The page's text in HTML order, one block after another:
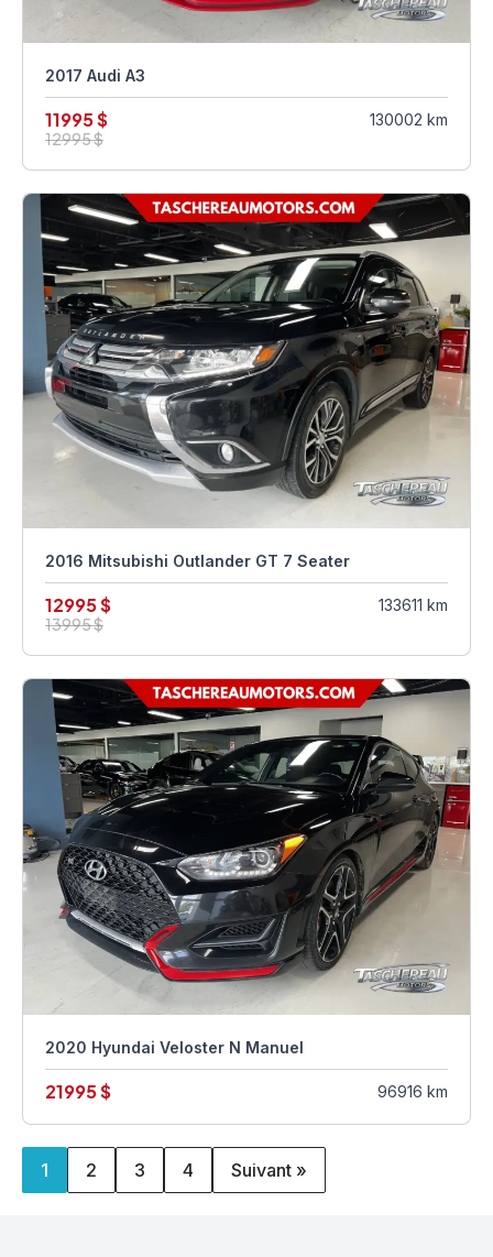
2017 Audi A3
11995 $
12995 $
130002 km
2016 Mitsubishi Outlander GT 7 Seater
12995 $
13995 $
133611 km
2020 Hyundai Veloster N Manuel
21995 $ 96916 km
1 2 3 4 Suivant »